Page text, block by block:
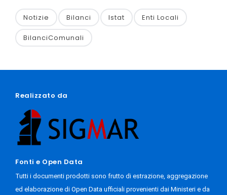
Notizie Bilanci Istat Enti Locali
BilanciComunali
Realizzato da
Fonti e Open Data
Tutti i documenti prodotti sono frutto di estrazione, aggregazione
ed elaborazione di Open Data ufficiali provenienti dai Ministeri e da